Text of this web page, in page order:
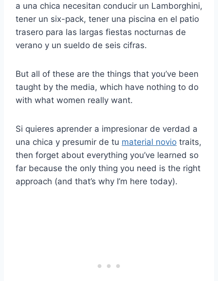
a una chica necesitan conducir un Lamborghini,
tener un six-pack, tener una piscina en el patio
trasero para las largas fiestas nocturnas de
verano y un sueldo de seis cifras.
But all of these are the things that you’ve been
taught by the media, which have nothing to do
with what women really want.
Si quieres aprender a impresionar de verdad a
una chica y presumir de tu material novio traits,
then forget about everything you’ve learned so
far because the only thing you need is the right
approach (and that’s why I’m here today).